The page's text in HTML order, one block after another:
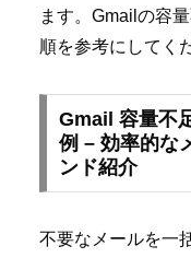
ます。Gmailの容
順を参考にしてく
Gmail 容量不
例 – 効率的な
ンド紹介
不要なメールを一